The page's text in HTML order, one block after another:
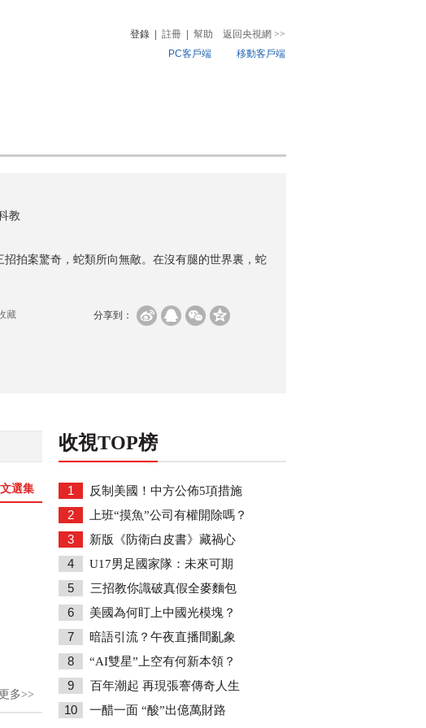
登錄 註冊 幫助 返回央視網 >>
PC客戶端
移動客戶端
教
拍案驚奇，蛇類所向無敵。在沒有腿的世界裏，蛇
分享到：
藏
選集
更多>>
收視TOP榜
1 反制美國！中方公佈5項措施
2 上班“摸魚”公司有權開除嗎？
3 新版《防衛白皮書》藏禍心
4 U17男足國家隊：未來可期
5 三招教你識破真假全麥麵包
6 美國為何盯上中國光模塊？
7 暗語引流？午夜直播間亂象
8 “AI雙星”上空有何新本領？
9 百年潮起 再現張謇傳奇人生
10 一醋一面 “酸”出億萬財路